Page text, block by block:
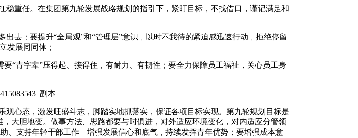
重任。在集团第九轮发展战略规划的指引下，紧盯目标，不找借口，谨记满足和
去；要提升“全局观”和“管理层”意识，以时不我待的紧迫感迅速行动，拒绝停留
发展同同体；
“青字辈”压得起、接得住，有耐力、有韧性；要全力保障员工福祉，关心员工身
心态，激发旺盛斗志，脚踏实地抓落实，保证各项目标实现。第九轮规划目标是
大胆地变。做事方法、思路都要与时俱进，对外适应环境变化，对内适应分管领
、支持年轻干部工作，增强发展信心和底气，持续发挥青年优势；要增强成本意